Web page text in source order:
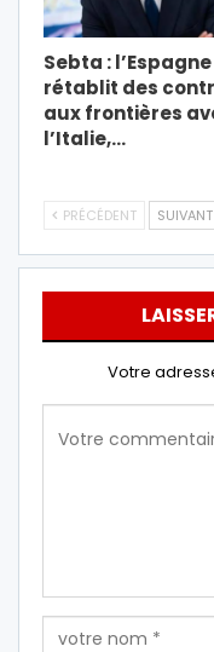
Sebta : l’Espagne
rétablit des
aux frontières
l’Italie,…
PRÉCÉDENT SUIVANT
Votre